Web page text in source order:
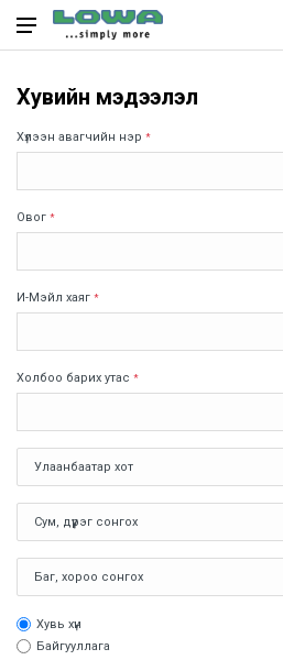
Хувийн мэдээлэл
Хүлээн авагчийн нэр *
Овог *
И-Мэйл хаяг *
Холбоо барих утас *
Хувь хүн
Байгууллага